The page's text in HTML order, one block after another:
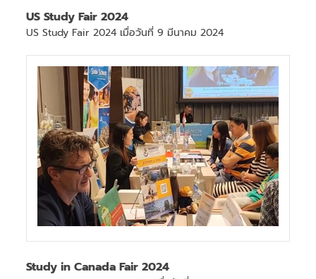
US Study Fair 2024
US Study Fair 2024 เมื่อวันที่ 9 มีนาคม 2024
Study in Canada Fair 2024